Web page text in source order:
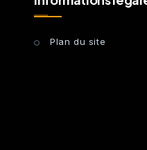
Plan du site